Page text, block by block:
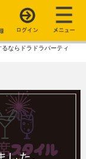
ならドラドラパーティ